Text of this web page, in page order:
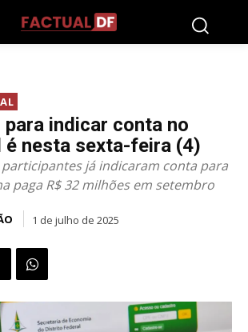
indicar conta no
é nesta sexta-feira (4)
participantes já indicaram conta para
paga R$ 32 milhões em setembro
1 de julho de 2025